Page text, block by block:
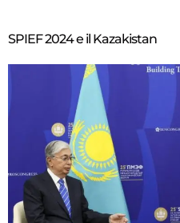
SPIEF 2024 e il Kazakistan